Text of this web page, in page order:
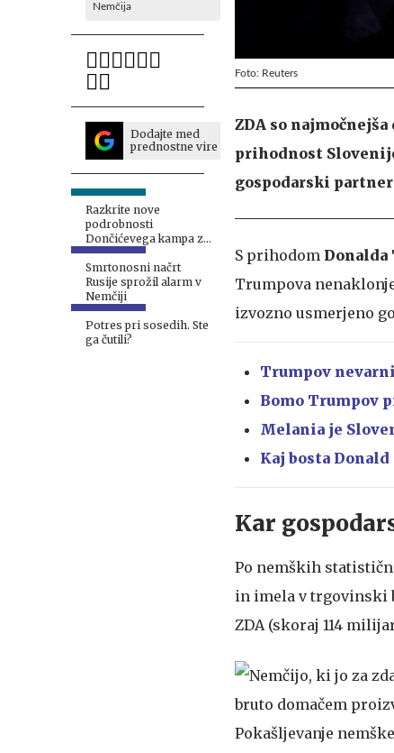
Nemčija
Dodajte med
prednostne vire
Razkrite nove
podrobnosti
Dončićevega kampa z
Lakersi v Sloveniji
Smrtonosni načrt
Rusije sprožil alarm v
Nemčiji
Potres pri sosedih. Ste
ga čutili?
Foto: Reuters
ZDA so
prihodnost
gospodarski
S prihodom Donalda
Trumpova
izvozno usmerjeno
Trumpov
Bomo Trumpov
Melania je
Kaj bosta
Kar
Po nemških
in imela v trgovinski
ZDA (skoraj 114